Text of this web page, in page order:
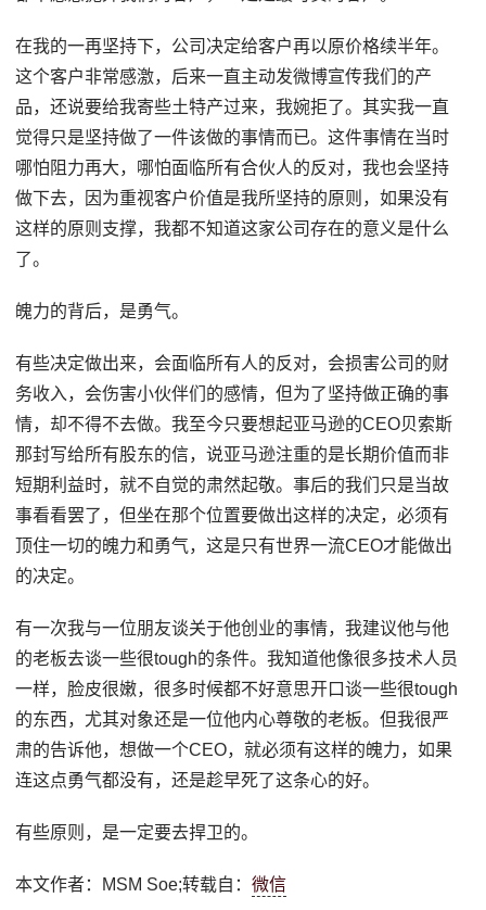
在我的一再坚持下，公司决定给客户再以原价格续半年。
这个客户非常感激，后来一直主动发微博宣传我们的产
品，还说要给我寄些土特产过来，我婉拒了。其实我一直
觉得只是坚持做了一件该做的事情而已。这件事情在当时
哪怕阻力再大，哪怕面临所有合伙人的反对，我也会坚持
做下去，因为重视客户价值是我所坚持的原则，如果没有
这样的原则支撑，我都不知道这家公司存在的意义是什么
了。
魄力的背后，是勇气。
有些决定做出来，会面临所有人的反对，会损害公司的财
务收入，会伤害小伙伴们的感情，但为了坚持做正确的事
情，却不得不去做。我至今只要想起亚马逊的CEO贝索斯
那封写给所有股东的信，说亚马逊注重的是长期价值而非
短期利益时，就不自觉的肃然起敬。事后的我们只是当故
事看看罢了，但坐在那个位置要做出这样的决定，必须有
顶住一切的魄力和勇气，这是只有世界一流CEO才能做出
的决定。
有一次我与一位朋友谈关于他创业的事情，我建议他与他
的老板去谈一些很tough的条件。我知道他像很多技术人员
一样，脸皮很嫩，很多时候都不好意思开口谈一些很tough
的东西，尤其对象还是一位他内心尊敬的老板。但我很严
肃的告诉他，想做一个CEO，就必须有这样的魄力，如果
连这点勇气都没有，还是趁早死了这条心的好。
有些原则，是一定要去捍卫的。
本文作者：MSM Soe;转载自：微信